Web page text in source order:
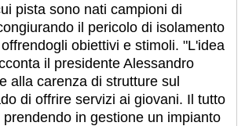
pista sono nati campioni di
il pericolo di isolamento
obiettivi e stimoli. "L'idea
il presidente Alessandro
alla carenza di strutture sul
di offrire servizi ai giovani. Il tutto
in gestione un impianto